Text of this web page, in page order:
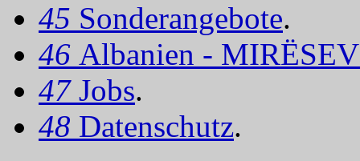
45 Sonderangebote.
46 Albanien -
47 Jobs.
48 Datenschutz.